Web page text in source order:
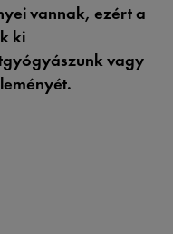
vannak, ezért a
ki
vagy